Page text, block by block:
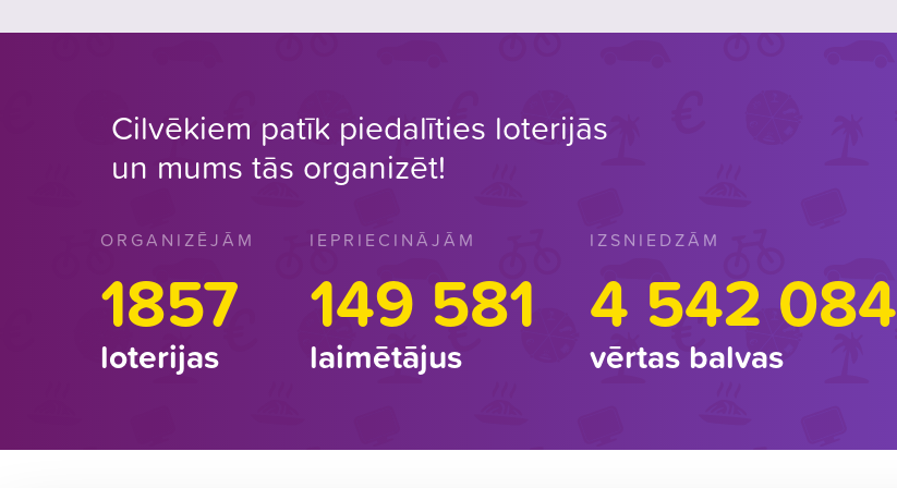
Cilvēkiem patīk piedalīties loterijās
un mums tās organizēt!
ORGANIZĒJĀM
1857
loterijas
IEPRIECINĀJĀM
149 581
laimētājus
IZSNIEDZĀM
4 542 084
vērtas balvas